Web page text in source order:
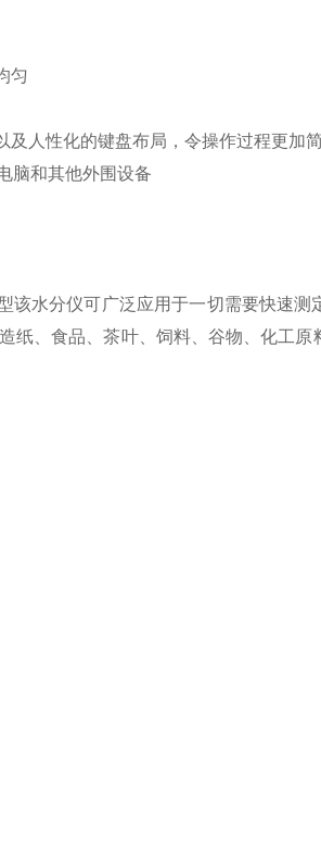
匀
及人性化的键盘布局，令操作过程更加
脑和其他外围设备
该水分仪可广泛应用于一切需要快速测
纸、食品、茶叶、饲料、谷物、化工